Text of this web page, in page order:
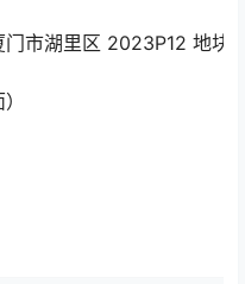
市湖里区 2023P12 地块